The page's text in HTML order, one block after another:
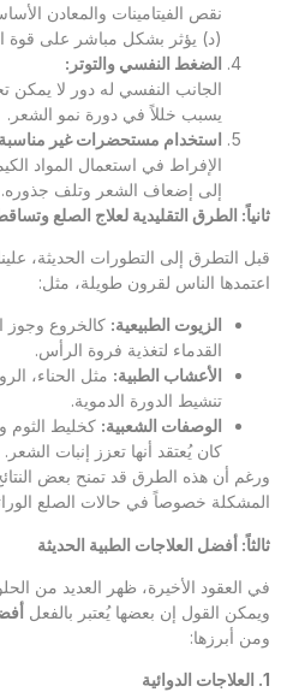
نقص الفيتامينات والمعادن
(د) يؤثر بشكل مباشر على قوة
الضغط النفسي والتوتر :
الجانب النفسي له دور لا يمكن
يسبب خللاً في دورة نمو الشعر.
استخدام مستحضرات غير مناسبة
الإفراط في استعمال المواد
إلى إضعاف الشعر وتلف جذوره.
ثانياً: الطرق التقليدية لعلاج الصلع
قبل التطرق إلى التطورات الحديثة،
اعتمدها الناس لقرون طويلة، مثل:
الزيوت الطبيعية: كالخروع وجوز
القدماء لتغذية فروة الرأس.
الأعشاب الطبية: مثل الحناء،
تنشيط الدورة الدموية.
الوصفات الشعبية: كخليط الثوم
كان يُعتقد أنها تعزز إنبات الشعر.
ورغم أن هذه الطرق قد تمنح بعض النتائج
المشكلة خصوصاً في حالات الصلع
ثالثاً: أفضل العلاجات الطبية الحديثة
في العقود الأخيرة، ظهر العديد من
ويمكن القول إن بعضها يُعتبر بالفعل
ومن أبرزها:
1. العلاجات الدوائية